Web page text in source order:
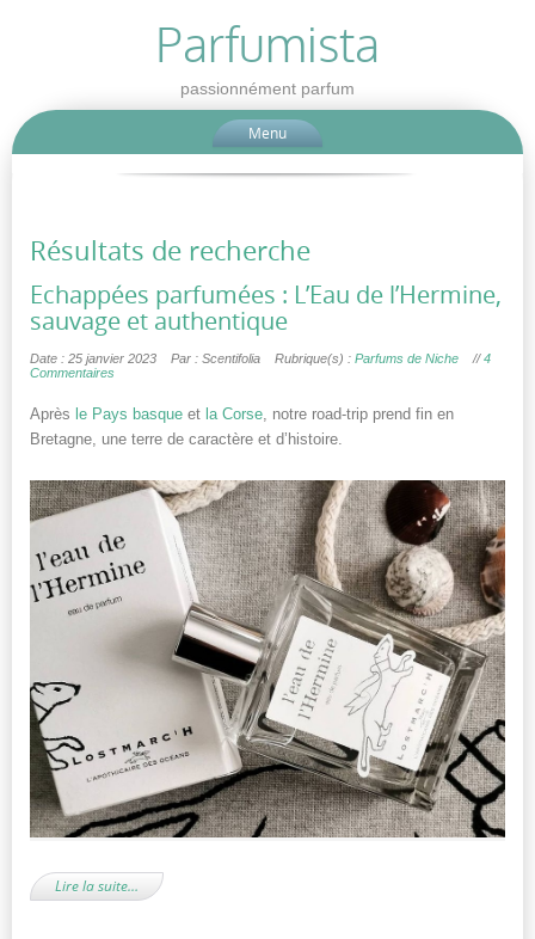
Parfumista
passionnément parfum
Menu
Résultats de recherche
Echappées parfumées : L’Eau de l’Hermine,
sauvage et authentique
Date : 25 janvier 2023 Par : Scentifolia Rubrique(s) : Parfums de Niche //4
Commentaires
Après le Pays basque et la Corse, notre road-trip prend fin en
Bretagne, une terre de caractère et d’histoire.
Lire la suite…